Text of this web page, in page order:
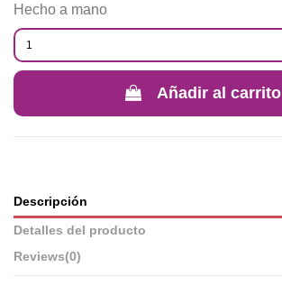
Hecho a mano
Añadir al carrito
Descripción
Detalles del producto
Reviews(0)